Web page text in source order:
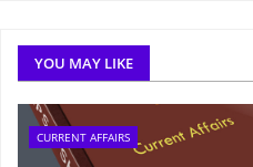
YOU MAY LIKE
CURRENT AFFAIRS